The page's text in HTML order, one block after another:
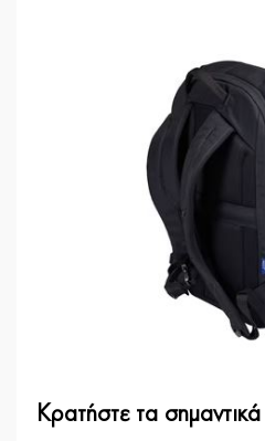
Κρατήστε τα